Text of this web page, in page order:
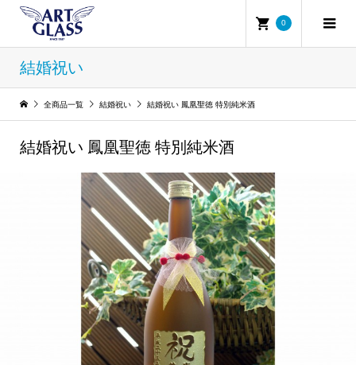
0
結婚祝い
全商品一覧 結婚祝い 結婚祝い 鳳凰聖徳 特別純米酒
結婚祝い 鳳凰聖徳 特別純米酒